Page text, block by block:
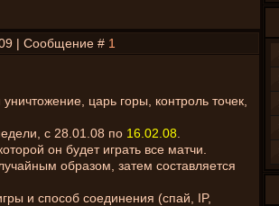
| Сообщение # 1
царь горы, контроль точек,
с 28.01.08 по 16.02.08
он будет играть все матчи.
образом, затем составляется
и способ соединения (спай, IP,